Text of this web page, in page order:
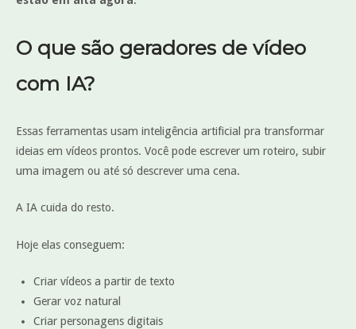
O que são geradores de vídeo
com IA?
Essas ferramentas usam inteligência artificial pra transformar
ideias em vídeos prontos. Você pode escrever um roteiro, subir
uma imagem ou até só descrever uma cena.
A IA cuida do resto.
Hoje elas conseguem:
Criar vídeos a partir de texto
Gerar voz natural
Criar personagens digitais